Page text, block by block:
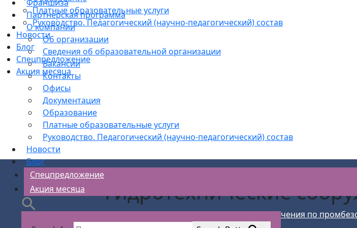
Платные образовательные услуги
Руководство. Педагогический (научно-педагогический) состав
Новости
Блог
Спецпредложение
Акция месяца
Франшиза
Партнерская программа
О компании
Об организации
Сведения об образовательной организации
Вакансии
Контакты
Офисы
Документация
Образование
Платные образовательные услуги
Руководство. Педагогический (научно-педагогический) состав
Новости
Блог
Спецпредложение
Акция месяца
Гидротехнические
АС Безопасности > Курсы обучения по